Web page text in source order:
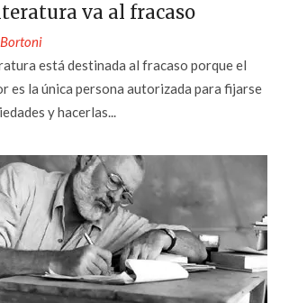
va al fracaso
está destinada al fracaso porque el
es la única persona autorizada para fijarse
y hacerlas...